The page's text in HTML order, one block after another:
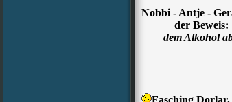
Nobbi - Antje -
der Beweis: von
dem Alkohol
Fasching